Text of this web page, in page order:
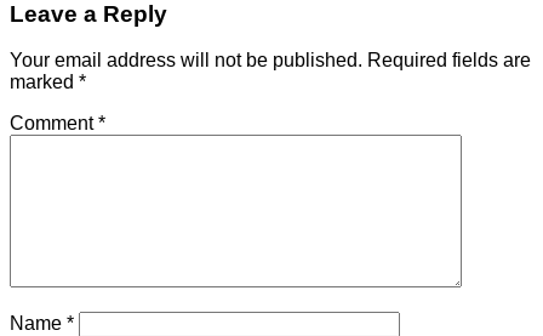
Leave a Reply
Your email address will not be published. Required fields are
marked *
Comment*
Name *